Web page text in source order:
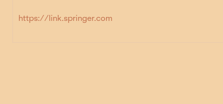
https://link.springer.com